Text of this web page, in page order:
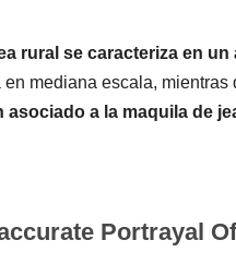
rural se caracteriza en
en mediana escala, mientras
asociado a la maquila de